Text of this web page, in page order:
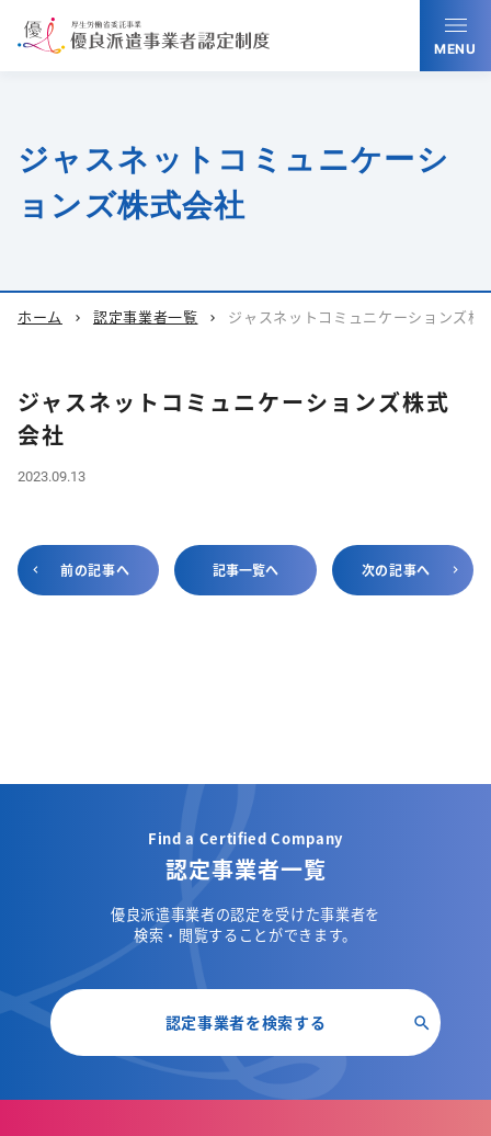
MENU
ジャスネットコミュニケーシ
ョンズ株式会社
ホーム chevron_right 認定事業者一覧 chevron_right ジャスネットコミュニケーションズ株
ジャスネットコミュニケーションズ株式
会社
2023.09.13
前の記事へ 記事一覧へ 次の記事へ
Find a Certified Company
認定事業者一覧
優良派遣事業者の認定を受けた事業者を
検索・閲覧することができます。
認定事業者を検索する